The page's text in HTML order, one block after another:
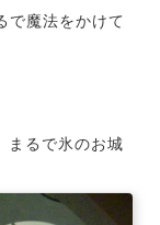
で魔法をかけて
まるで氷のお城